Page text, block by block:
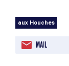
aux Houches
MAIL